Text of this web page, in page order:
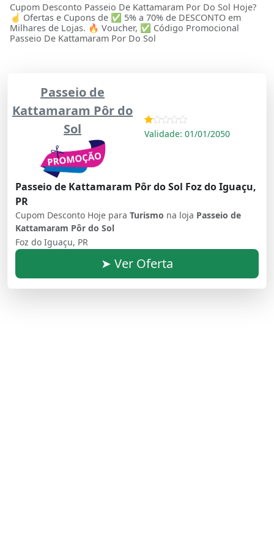
Cupom Desconto Passeio De Kattamaram Por Do Sol Hoje?
☝ Ofertas e Cupons de ✅ 5% a 70% de DESCONTO em
Milhares de Lojas. 🔥 Voucher, ✅ Código Promocional
Passeio De Kattamaram Por Do Sol
Passeio de
Kattamaram Pôr do
Sol
Validade: 01/01/2050
Passeio de Kattamaram Pôr do Sol Foz do Iguaçu,
PR
Cupom Desconto Hoje para Turismo na loja Passeio de
Kattamaram Pôr do Sol
Foz do Iguaçu, PR
➤ Ver Oferta